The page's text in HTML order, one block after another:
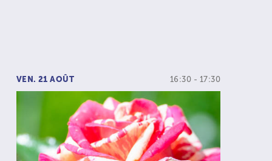
VEN. 21 AOÛT 16:30 - 17:30